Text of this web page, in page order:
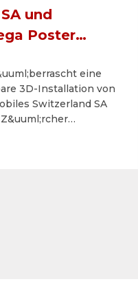
und
Poster
Star!
eine
3D-Installation von
Switzerland SA
500 h&auml;ngen